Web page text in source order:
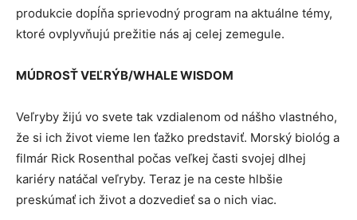
produkcie dopĺňa sprievodný program na aktuálne témy,
ktoré ovplyvňujú prežitie nás aj celej zemegule.
MÚDROSŤ VEĽRÝB/WHALE WISDOM
Veľryby žijú vo svete tak vzdialenom od nášho vlastného,
že si ich život vieme len ťažko predstaviť. Morský biológ a
filmár Rick Rosenthal počas veľkej časti svojej dlhej
kariéry natáčal veľryby. Teraz je na ceste hlbšie
preskúmať ich život a dozvedieť sa o nich viac.